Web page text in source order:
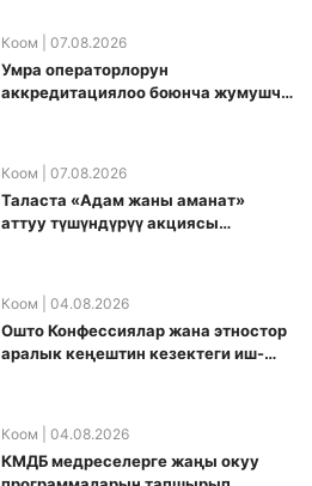
Коом | 07.08.2026
Умра операторлорун
аккредитациялоо боюнча жумушчу
Коом | 07.08.2026
Таласта «Адам жаны аманат»
аттуу түшүндүрүү акциясы
Коом | 04.08.2026
Ошто Конфессиялар жана этностор
аралык кеңештин кезектеги иш-
Коом | 04.08.2026
КМДБ медреселерге жаңы окуу